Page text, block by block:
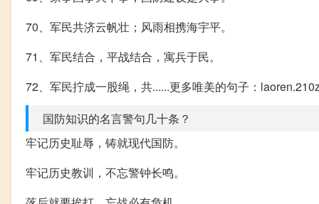
70、军民共济云帆壮；风雨相携海宇平。
71、军民结合，平战结合，寓兵于民。
72、军民拧成一股绳，共......更多唯美的句子：
国防知识的名言警句几十条？
牢记历史耻辱，铸就现代国防。
牢记历史教训，不忘警钟长鸣。